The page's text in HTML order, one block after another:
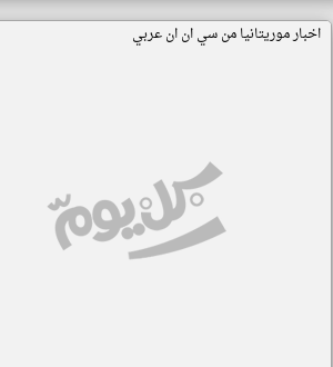
اخبار موريتانيا من سي ان ان عربي